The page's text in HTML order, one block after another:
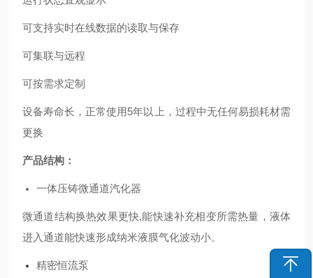
可支持实时在线数据的读取与保存
可集联与远程
可按需求定制
设备寿命长，正常使用5年以上，过程中无任何易损耗材需
更换
产品结构：
一体压铸微通道汽化器
微通道结构换热效果更快,能快速补充相变所需热量，液体
进入通道能快速形成纳米液膜气化波动小。
精密恒流泵